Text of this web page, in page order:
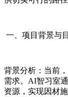
一、项目背景与
背景分析：当前
需求。AI智习室
资源，实现因材